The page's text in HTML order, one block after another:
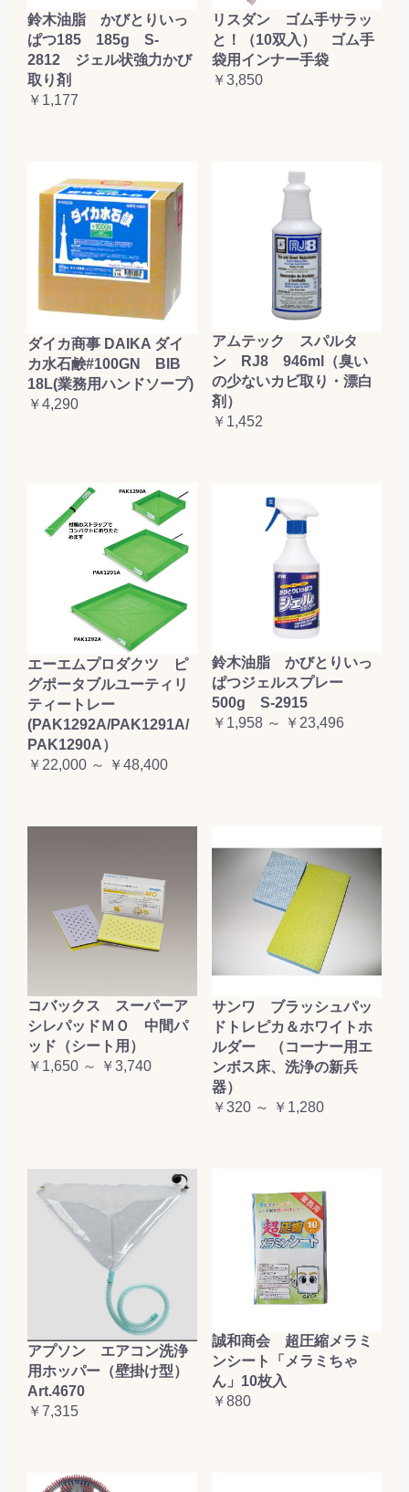
鈴木油脂 かびとりいっ
ぱつ185 185g S-
2812 ジェル状強力かび
取り剤
￥1,177
リスダン ゴム手サラッ
と！（10双入） ゴム手
袋用インナー手袋
￥3,850
ダイカ商事 DAIKA ダイ
カ水石鹸#100GN BIB
18L(業務用ハンドソープ)
￥4,290
アムテック スパルタ
ン RJ8 946ml（臭い
の少ないカビ取り・漂白
剤）
￥1,452
エーエムプロダクツ ピ
グポータブルユーティリ
ティートレー
(PAK1292A/PAK1291A/
PAK1290A）
￥22,000 ～ ￥48,400
鈴木油脂 かびとりいっ
ぱつジェルスプレー
500g S-2915
￥1,958 ～ ￥23,496
コバックス スーパーア
シレパッドＭＯ 中間パ
ッド（シート用）
￥1,650 ～ ￥3,740
サンワ ブラッシュパッ
ドトレピカ＆ホワイトホ
ルダー （コーナー用エ
ンボス床、洗浄の新兵
器）
￥320 ～ ￥1,280
アプソン エアコン洗浄
用ホッパー（壁掛け型）
Art.4670
￥7,315
誠和商会 超圧縮メラミ
ンシート「メラミちゃ
ん」10枚入
￥880